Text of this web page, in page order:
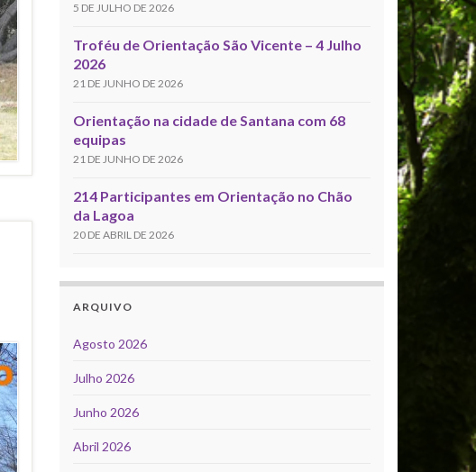
5 DE JULHO DE 2026
Troféu de Orientação São Vicente – 4 Julho
2026
21 DE JUNHO DE 2026
Orientação na cidade de Santana com 68
equipas
21 DE JUNHO DE 2026
214 Participantes em Orientação no Chão
da Lagoa
20 DE ABRIL DE 2026
ARQUIVO
Agosto 2026
Julho 2026
Junho 2026
Abril 2026